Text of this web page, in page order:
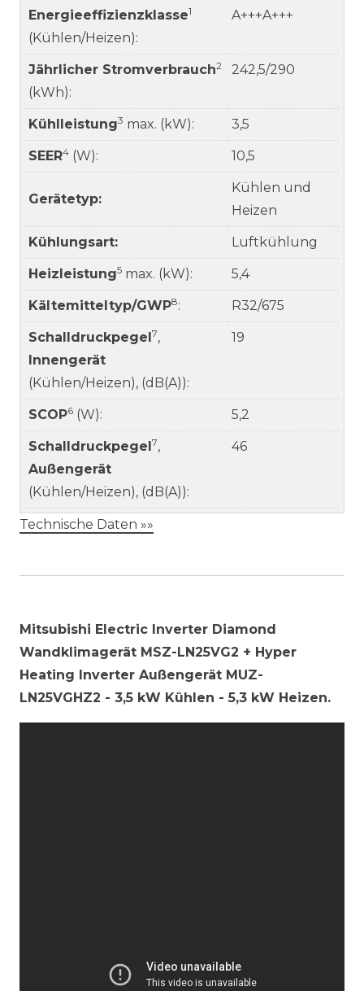
Energieeffizienzklasse1
(Kühlen/Heizen):
A+++A+++
Jährlicher Stromverbrauch2
(kWh):
242,5/290
Kühlleistung3 max. (kW): 3,5
SEER4 (W): 10,5
Gerätetyp:
Kühlen und
Heizen
Kühlungsart: Luftkühlung
Heizleistung5 max. (kW): 5,4
Kältemitteltyp/GWP8: R32/675
Schalldruckpegel 7,
Innengerät
(Kühlen/Heizen), (dB(A)):
19
SCOP6 (W): 5,2
Schalldruckpegel 7,
Außengerät
(Kühlen/Heizen), (dB(A)):
46
Technische Daten »»
Mitsubishi Electric Inverter Diamond
Wandklimagerät MSZ-LN25VG2 + Hyper
Heating Inverter Außengerät MUZ-
LN25VGHZ2 - 3,5 kW Kühlen - 5,3 kW Heizen.